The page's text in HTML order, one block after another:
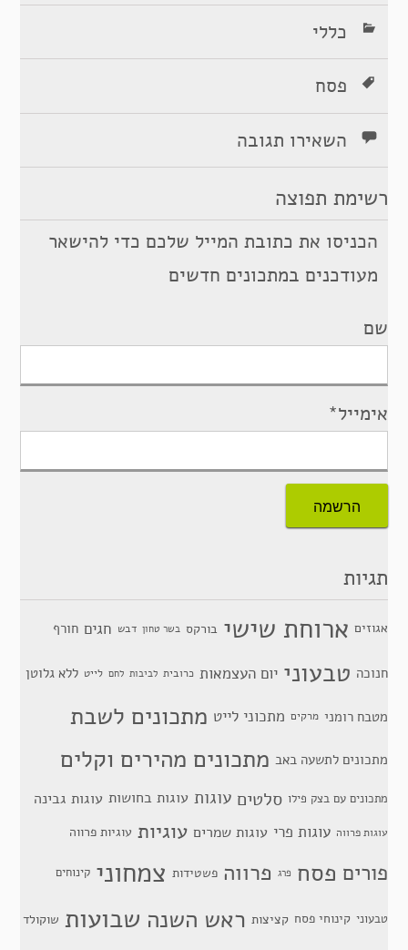
כללי
פסח
השאירו תגובה
רשימת תפוצה
הכניסו את כתובת המייל שלכם כדי להישאר
מעודכנים במתכונים חדשים
שם
אימייל*
תגיות
אגוזים ארוחת שישי בורקס בשר טחון דבש חגים חורף
חנוכה טבעוני יום העצמאות כרובית לביבות לחם לייט ללא גלוטן
מטבח רומני מרקים מתכוני לייט מתכונים לשבת
מתכונים לתשעה באב מתכונים מהירים וקלים
מתכונים עם בצק פילו סלטים עוגות עוגות בחושות עוגות גבינה
עוגות פרווה עוגות פרי עוגות שמרים עוגיות עוגיות פרווה
פורים פסח פרג פרווה פשטידות צמחוני קינוחים
טבעוני קינוחי פסח קציצות ראש השנה שבועות שוקולד